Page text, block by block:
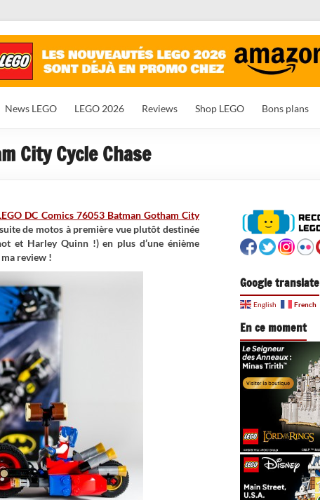
News LEGO LEGO 2026 Reviews Shop LEGO Bons plans
City Cycle Chase
DC Comics 76053 Batman Gotham City
de motos à première vue plutôt destinée
et Harley Quinn !) en plus d’une énième
review !
Google translate
English French
En ce moment